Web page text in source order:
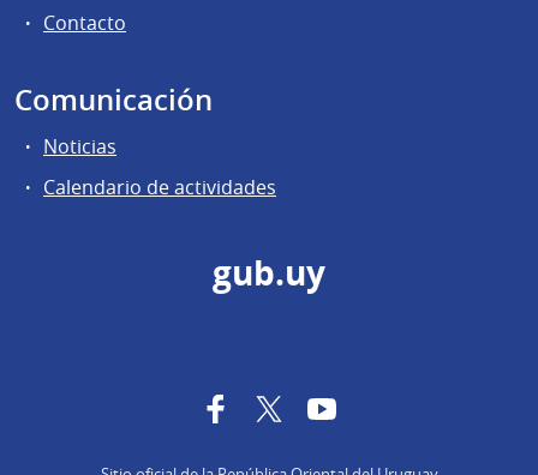
Contacto
Comunicación
Noticias
Calendario de actividades
gub.uy
FacebookTwitterYouTube